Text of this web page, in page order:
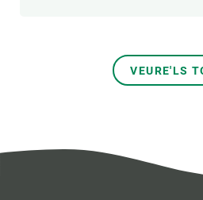
VEURE'LS